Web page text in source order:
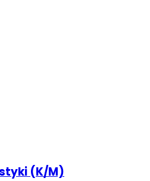
(K/M)